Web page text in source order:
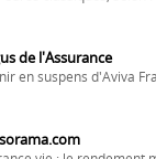
de l'Assurance
en suspens d'Aviva